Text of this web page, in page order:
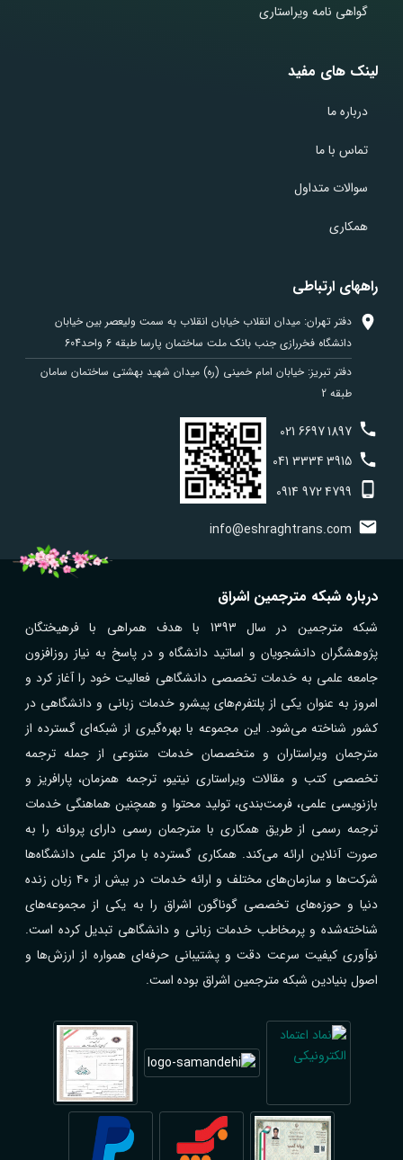
گواهی نامه ویراستاری
لینک های مفید
درباره ما
تماس با ما
سوالات متداول
همکاری
راههای ارتباطی
دفتر تهران: میدان انقلاب خیابان انقلاب به سمت ولیعصر بین خیابان
دانشگاه فخررازی جنب بانک ملت ساختمان پارسا طبقه 6 واحد604
دفتر تبریز: خیابان امام خمینی (ره) میدان شهید بهشتی ساختمان سامان
طبقه 2
021 66971897
041 33343915
0914 9724799
info@eshraghtrans.com
درباره شبکه مترجمین اشراق
شبکه مترجمین در سال 1393 با هدف همراهی با فرهیختگان
پژوهشگران دانشجویان و اساتید دانشگاه و در پاسخ به نیاز روزافزون
جامعه علمی به خدمات تخصصی دانشگاهی فعالیت خود را آغاز کرد و
امروز به عنوان یکی از پلتفرم‌های پیشرو خدمات زبانی و دانشگاهی در
کشور شناخته می‌شود. این مجموعه با بهره‌گیری از شبکه‌ای گسترده از
مترجمان ویراستاران و متخصصان خدمات متنوعی از جمله ترجمه
تخصصی کتب و مقالات ویراستاری نیتیو، ترجمه همزمان، پارافریز و
بازنویسی علمی، فرمت‌بندی، تولید محتوا و همچنین هماهنگی خدمات
ترجمه رسمی از طریق همکاری با مترجمان رسمی دارای پروانه را به
صورت آنلاین ارائه می‌کند. همکاری گسترده با مراکز علمی دانشگاه‌ها
شرکت‌ها و سازمان‌های مختلف و ارائه خدمات در بیش از ۴۰ زبان زنده
دنیا و حوزه‌های تخصصی گوناگون اشراق را به یکی از مجموعه‌های
شناخته‌شده و پرمخاطب خدمات زبانی و دانشگاهی تبدیل کرده است.
نوآوری کیفیت سرعت دقت و پشتیبانی حرفه‌ای همواره از ارزش‌ها و
اصول بنیادین شبکه مترجمین اشراق بوده است.